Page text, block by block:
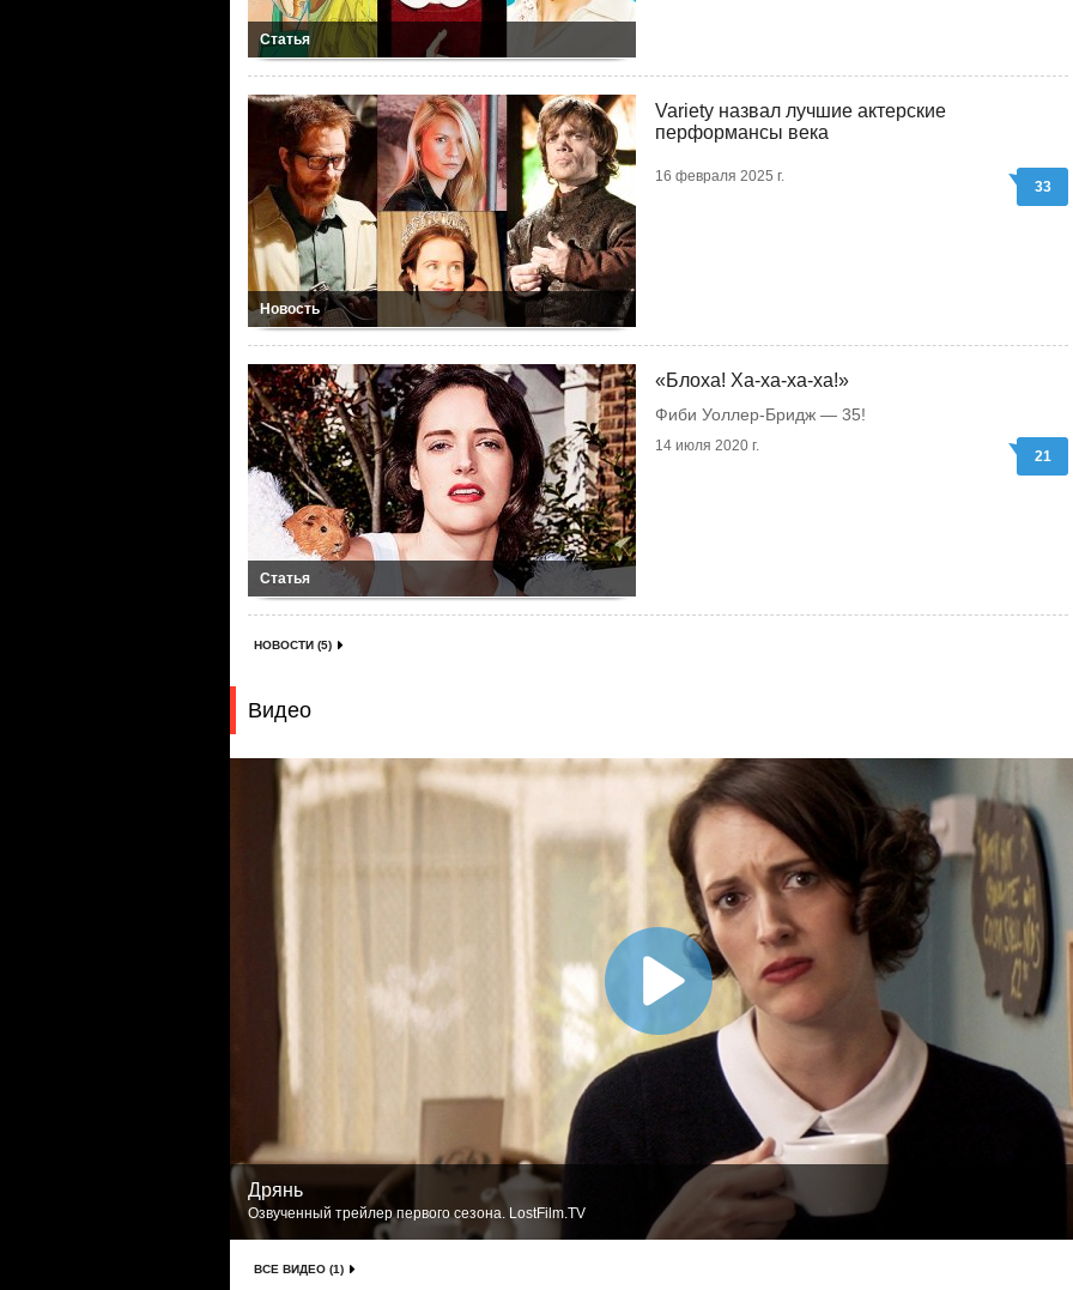
Статья
Новость
Variety назвал лучшие актерские
перформансы века
16 февраля 2025 г.
33
Статья
«Блоха! Ха-ха-ха-ха!»
Фиби Уоллер-Бридж — 35!
14 июля 2020 г.
21
НОВОСТИ (5)
Видео
Дрянь
Озвученный трейлер первого сезона. LostFilm.TV
ВСЕ ВИДЕО (1)